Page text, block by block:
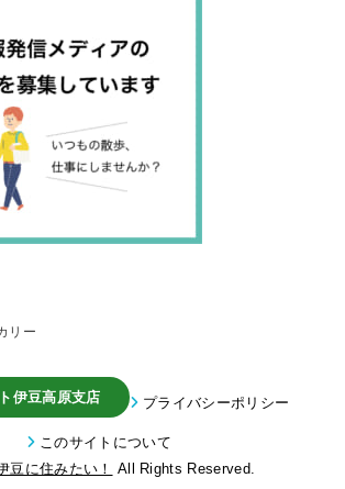
リー
伊豆高原支店 プライバシーポリシー
このサイトについて
豆に住みたい！ All Rights Reserved.